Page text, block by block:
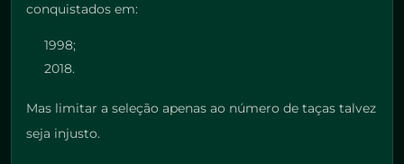
conquistados em:
1998;
2018.
Mas limitar a seleção apenas ao número de taças talvez
seja injusto.